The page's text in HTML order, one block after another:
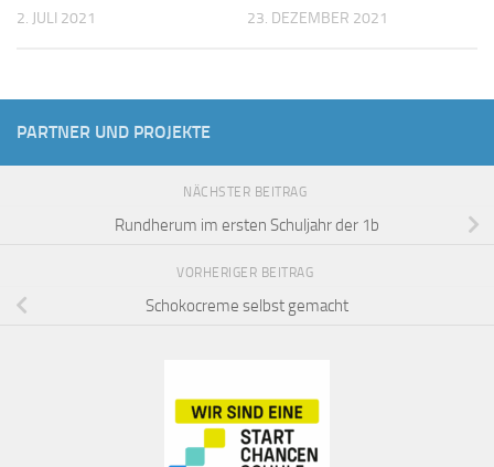
2. JULI 2021 23. DEZEMBER 2021
PARTNER UND PROJEKTE
NÄCHSTER BEITRAG
Rundherum im ersten Schuljahr der 1b
VORHERIGER BEITRAG
Schokocreme selbst gemacht